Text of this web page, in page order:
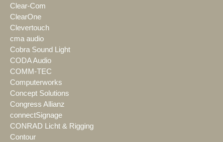
Clear-Com
ClearOne
Clevertouch
cma audio
Cobra Sound Light
CODA Audio
COMM-TEC
Computerworks
Concept Solutions
Congress Allianz
connectSignage
CONRAD Licht & Rigging
Contour